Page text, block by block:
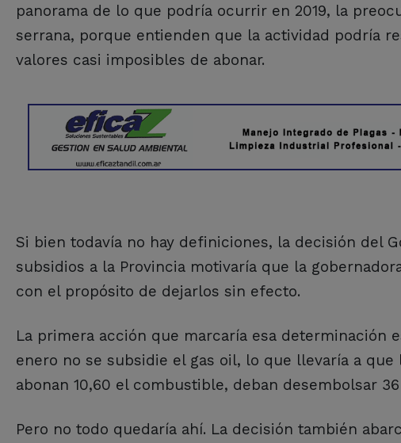
panorama de lo que podría ocurrir en 2019, la
serrana, porque entienden que la actividad podría
valores casi imposibles de abonar.
Si bien todavía no hay definiciones, la decisión del
subsidios a la Provincia motivaría que la
con el propósito de dejarlos sin efecto.
La primera acción que marcaría esa determinación
enero no se subsidie el gas oil, lo que llevaría a
abonan 10,60 el combustible, deban desembolsar
Pero no todo quedaría ahí. La decisión también